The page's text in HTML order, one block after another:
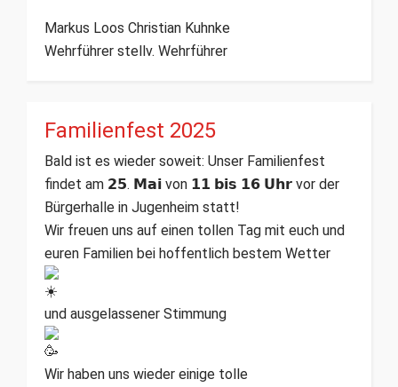
Markus Loos Christian Kuhnke
Wehrführer stellv. Wehrführer
Familienfest 2025
Bald ist es wieder soweit: Unser Familienfest
findet am 𝟮𝟱. 𝗠𝗮𝗶 von 𝟭𝟭 𝗯𝗶𝘀 𝟭𝟲 𝗨𝗵𝗿 vor der
Bürgerhalle in Jugenheim statt!
Wir freuen uns auf einen tollen Tag mit euch und
euren Familien bei hoffentlich bestem Wetter
und ausgelassener Stimmung
Wir haben uns wieder einige tolle